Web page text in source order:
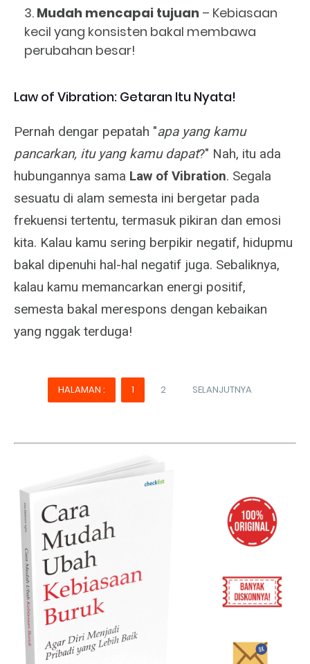
Mudah mencapai tujuan – Kebiasaan
kecil yang konsisten bakal membawa
perubahan besar!
Law of Vibration: Getaran Itu Nyata!
Pernah dengar pepatah "apa yang kamu
pancarkan, itu yang kamu dapat?" Nah, itu ada
hubungannya sama Law of Vibration. Segala
sesuatu di alam semesta ini bergetar pada
frekuensi tertentu, termasuk pikiran dan emosi
kita. Kalau kamu sering berpikir negatif, hidupmu
bakal dipenuhi hal-hal negatif juga. Sebaliknya,
kalau kamu memancarkan energi positif,
semesta bakal merespons dengan kebaikan
yang nggak terduga!
HALAMAN : 1 2 SELANJUTNYA